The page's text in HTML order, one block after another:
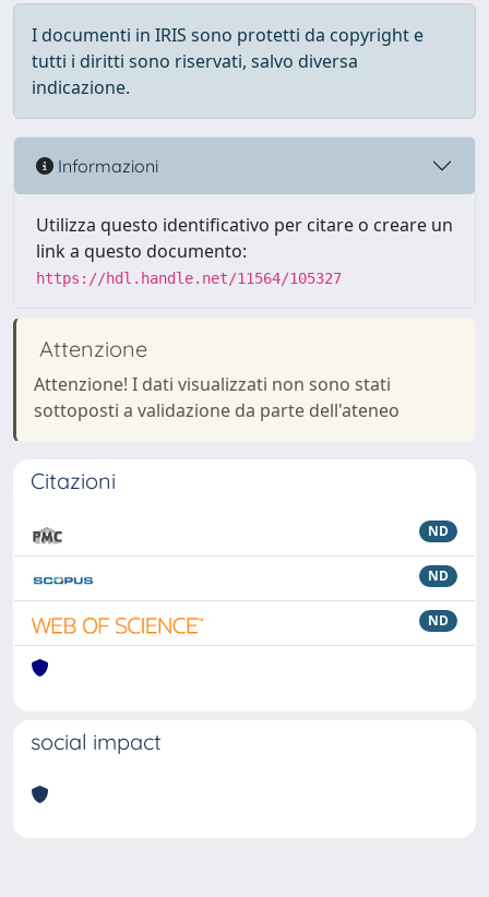
I documenti in IRIS sono protetti da copyright e
tutti i diritti sono riservati, salvo diversa
indicazione.
Informazioni
Utilizza questo identificativo per citare o creare un
link a questo documento:
https://hdl.handle.net/11564/105327
Attenzione
Attenzione! I dati visualizzati non sono stati
sottoposti a validazione da parte dell'ateneo
Citazioni
ND
ND
ND
social impact